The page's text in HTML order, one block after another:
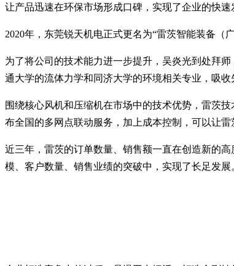
让产品迅速在环保市场形成口碑，实现了企业的快速
2020年，东莞锐天机电正式更名为“雷茨智能装备（
为了将公司的技术能力进一步提升，吴炎光到处拜
通大学的流体力学和同济大学的环境相关专业，吸
围绕核心风机和压缩机在市场中的技术优势，雷茨
布全国的多网点联动服务，加上成本控制，可以让
近三年，雷茨的订单数量、销售额一直在创造新的
模、客户数量、销售业绩的突破中，实现了长足发展